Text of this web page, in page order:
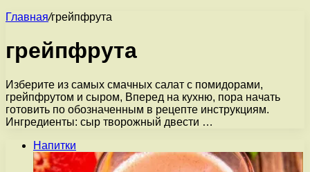
Главная/грейпфрута
грейпфрута
Изберите из самых смачных салат с помидорами,
грейпфрутом и сыром, Вперед на кухню, пора начать
готовить по обозначенным в рецепте инструкциям.
Ингредиенты: сыр творожный двести …
Напитки